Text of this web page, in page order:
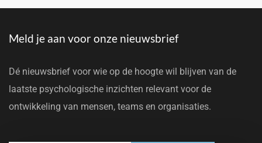
Meld je aan voor onze nieuwsbrief
Dé nieuwsbrief voor wie op de hoogte wil blijven van de
laatste psychologische inzichten relevant voor de
ontwikkeling van mensen, teams en organisaties.